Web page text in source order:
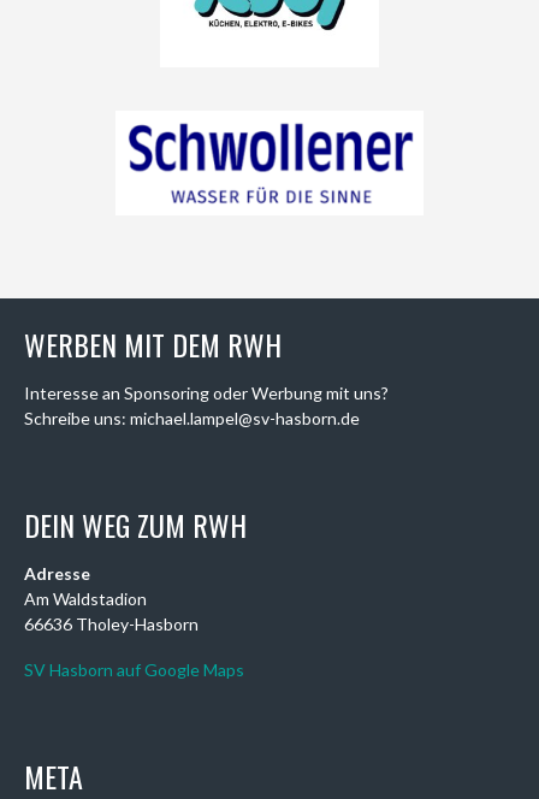
WERBEN MIT DEM RWH
Interesse an Sponsoring oder Werbung mit uns?
Schreibe uns: michael.lampel@sv-hasborn.de
DEIN WEG ZUM RWH
Adresse
Am Waldstadion
66636 Tholey-Hasborn
SV Hasborn auf Google Maps
META